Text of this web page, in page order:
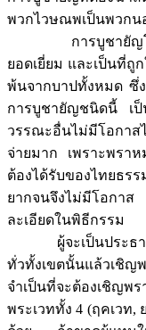
พวกไวษณพเป็นพวกน
การบูชายัญโดย
ยอดเยี่ยม และเป็นที่ถู
พ้นจากบาปทั้งหมด ซึ่
การบูชายัญชนิดนี้ เป็
วรรณะอื่นไม่มีโอกา
จ่ายมาก เพราะพรา
ต้องได้รับของไทยธร
ยากจนจึงไม่มีโอกา
ละเอียดในพิธีกรรม
ผู้จะเป็นประธานใ
ทั่วทั้งเขตนั้นแล้วเ
จำเป็นที่จะต้องเชิญพ
พระเวททั้ง 4 (ฤคเวท,